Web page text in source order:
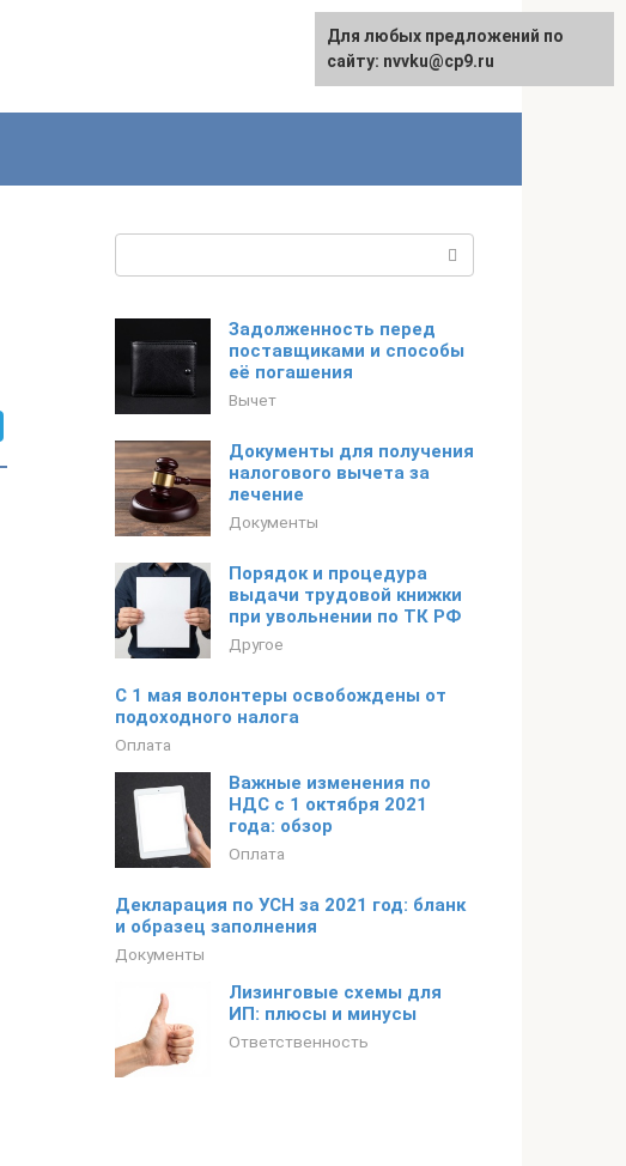
English
Задолженность перед
поставщиками и способы
её погашения
Вычет
Документы для получения
налогового вычета за
лечение
Документы
Порядок и процедура
выдачи трудовой книжки
при увольнении по ТК РФ
Другое
С 1 мая волонтеры освобождены от
подоходного налога
Оплата
Важные изменения по
НДС с 1 октября 2021
года: обзор
Оплата
Декларация по УСН за 2021 год: бланк
и образец заполнения
Документы
Лизинговые схемы для
ИП: плюсы и минусы
Ответственность
Для любых предложений по
сайту: nvvku@cp9.ru